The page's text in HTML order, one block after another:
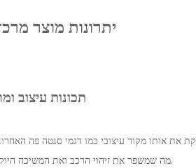
יתרונות מוצר
תכונות עיצוב
מה שמשפר את זיהוי הרכב ואת המשיכה היוקרתית.